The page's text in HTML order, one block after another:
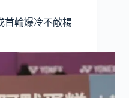
輪爆冷不敵楊